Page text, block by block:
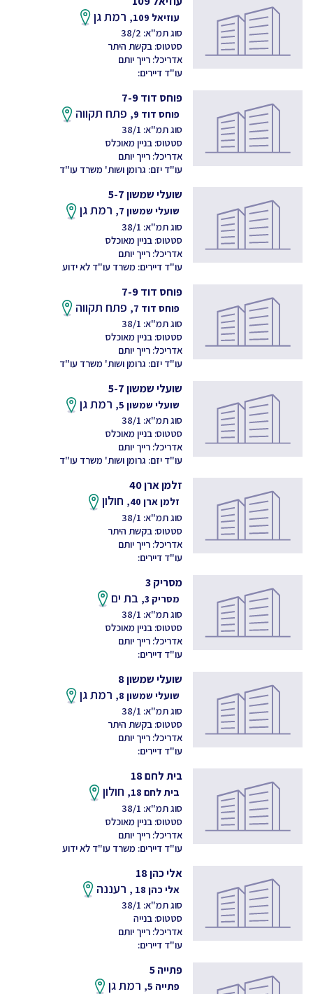
עוזיאל 109, רמת גן
סוג תמ"א: 38/2
סטטוס: בקשת היתר
אדריכל: רייך יותם
עו"ד דיירים:
פוחס דוד 7-9
פוחס דוד 9, פתח תקווה
סוג תמ"א: 38/1
סטטוס: בניין מאוכלס
אדריכל: רייך יותם
עו"ד יזם: גרומן ושות' משרד עו"ד
שועלי שמשון 5-7
שועלי שמשון 7, רמת גן
סוג תמ"א: 38/1
סטטוס: בניין מאוכלס
אדריכל: רייך יותם
עו"ד דיירים: משרד עו"ד לא ידוע
פוחס דוד 7-9
פוחס דוד 7, פתח תקווה
סוג תמ"א: 38/1
סטטוס: בניין מאוכלס
אדריכל: רייך יותם
עו"ד יזם: גרומן ושות' משרד עו"ד
שועלי שמשון 5-7
שועלי שמשון 5, רמת גן
סוג תמ"א: 38/1
סטטוס: בניין מאוכלס
אדריכל: רייך יותם
עו"ד יזם: גרומן ושות' משרד עו"ד
זלמן ארן 40
זלמן ארן 40, חולון
סוג תמ"א: 38/1
סטטוס: בקשת היתר
אדריכל: רייך יותם
עו"ד דיירים:
מסריק 3
מסריק 3, בת ים
סוג תמ"א: 38/1
סטטוס: בניין מאוכלס
אדריכל: רייך יותם
עו"ד דיירים:
שועלי שמשון 8
שועלי שמשון 8, רמת גן
סוג תמ"א: 38/1
סטטוס: בקשת היתר
אדריכל: רייך יותם
עו"ד דיירים:
בית לחם 18
בית לחם 18, חולון
סוג תמ"א: 38/1
סטטוס: בניין מאוכלס
אדריכל: רייך יותם
עו"ד דיירים: משרד עו"ד לא ידוע
אלי כהן 18
אלי כהן 18 , רעננה
סוג תמ"א: 38/1
סטטוס: בנייה
אדריכל: רייך יותם
עו"ד דיירים:
פתייה 5
פתייה 5, רמת גן